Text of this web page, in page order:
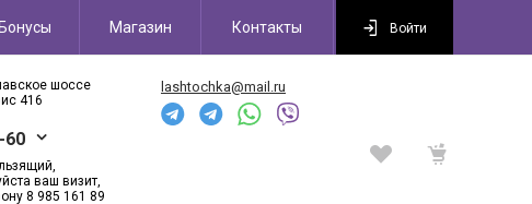
Магазин Контакты Войти
шоссе
416
60
ваш визит,
8 985 161 89
lashtochka@mail.ru